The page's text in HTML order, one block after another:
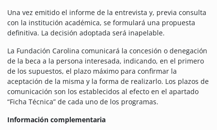
Una vez emitido el informe de la entrevista y, previa consulta
con la institución académica, se formulará una propuesta
definitiva. La decisión adoptada será inapelable.
La Fundación Carolina comunicará la concesión o denegación
de la beca a la persona interesada, indicando, en el primero
de los supuestos, el plazo máximo para confirmar la
aceptación de la misma y la forma de realizarlo. Los plazos de
comunicación son los establecidos al efecto en el apartado
“Ficha Técnica” de cada uno de los programas.
Información complementaria